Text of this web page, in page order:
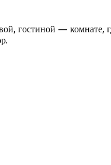
гостиной — комнате,